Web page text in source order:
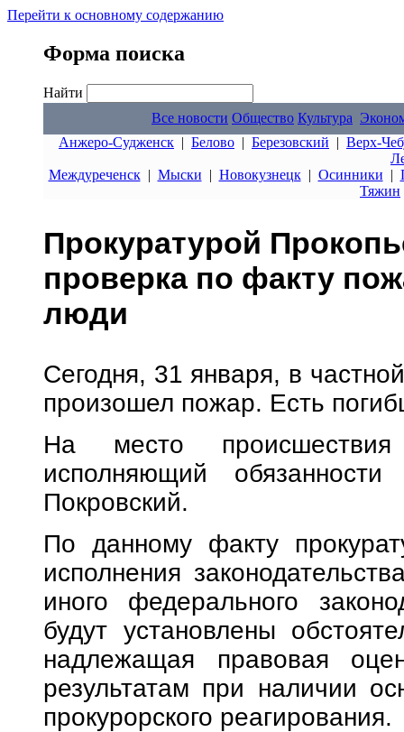
Перейти к основному содержанию
Форма поиска
Найти
Все новости Общество Культура
Анжеро-Судженск | Белово | Березовский | Верх-
Междуреченск| Мыски | Новокузнецк| Осинники |
Тяжин
Прокуратурой
проверка по факту
люди
Сегодня, 31 января, в
произошел пожар. Есть
На место происшествия
исполняющий
Покровский.
По данному факту
исполнения
иного федерального
будут установлены
надлежащая правовая
результатам при наличии
прокурорского реагирования.